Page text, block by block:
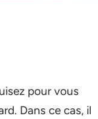
pour vous
Dans ce cas, il